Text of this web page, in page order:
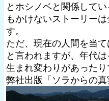
とホシノベと関係して
もかけないストーリー
す。
ただ、現在の人間を当
と言われますが、年代
生まれ変わりがあったり
弊社出版「ソラからの真